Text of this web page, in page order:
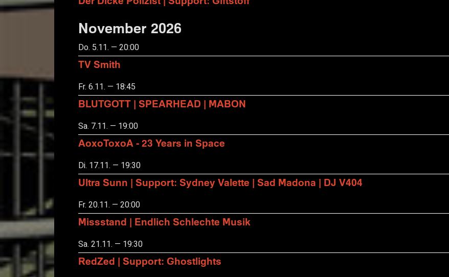
November 2026
Do. 5.11. — 20:00
TV Smith
Fr. 6.11. — 18:45
BLUTGOTT | SPEARHEAD | MABON
Sa. 7.11. — 19:00
AoxoToxoA - 23 Years in Space
Di. 17.11. — 19:30
Ultra Sunn | Support: Sydney Valette | Sad Madona | DJ V404
Fr. 20.11. — 20:00
Missstand | Endlich Schlechte Musik
Sa. 21.11. — 19:30
RedZed | Support: Ghostlights